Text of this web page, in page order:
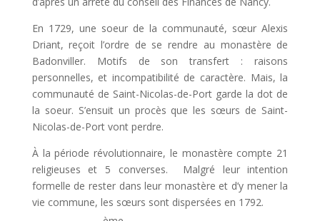
En 1729, une soeur de la communauté, sœur Alexis
Driant, reçoit l’ordre de se rendre au monastère de
Badonviller. Motifs de son transfert : raisons
personnelles, et incompatibilité de caractère. Mais, la
communauté de Saint-Nicolas-de-Port garde la dot de
la soeur. S’ensuit un procès que les sœurs de Saint-
Nicolas-de-Port vont perdre.
À la période révolutionnaire, le monastère compte 21
religieuses et 5 converses. Malgré leur intention
formelle de rester dans leur monastère et d’y mener la
vie commune, les sœurs sont dispersées en 1792.